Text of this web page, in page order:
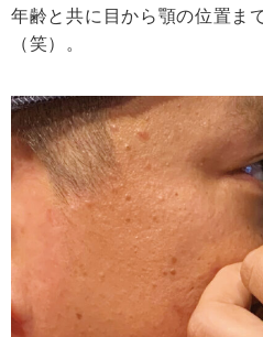
年齢と共に目から顎の位置ま
（笑）。